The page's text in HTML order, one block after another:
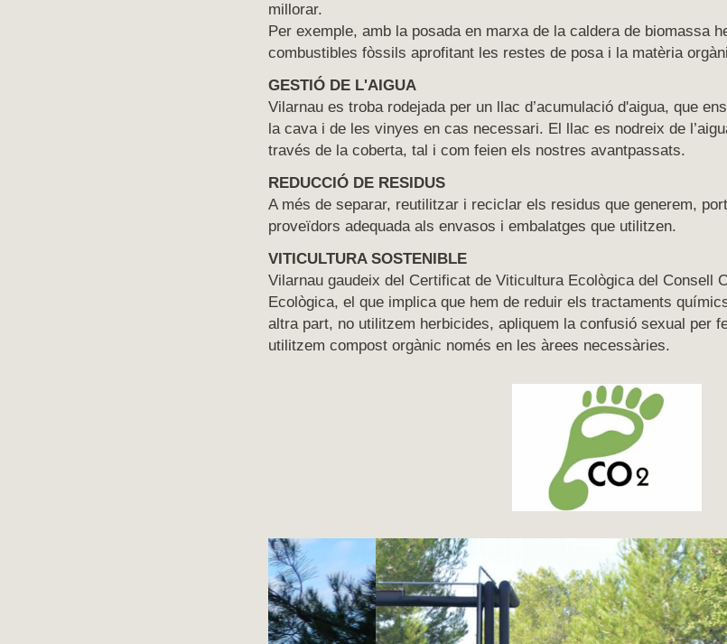
millorar.
Per exemple, amb la posada en marxa de la caldera de biomassa
combustibles fòssils aprofitant les restes de posa i la matèria
GESTIÓ DE L'AIGUA
Vilarnau es troba rodejada per un llac d’acumulació d'aigua, que
la cava i de les vinyes en cas necessari. El llac es nodreix de
través de la coberta, tal i com feien els nostres avantpassats.
REDUCCIÓ DE RESIDUS
A més de separar, reutilitzar i reciclar els residus que generem,
proveïdors adequada als envasos i embalatges que utilitzen.
VITICULTURA SOSTENIBLE
Vilarnau gaudeix del Certificat de Viticultura Ecològica del Consell
Ecològica, el que implica que hem de reduir els tractaments
altra part, no utilitzem herbicides, apliquem la confusió sexual per
utilitzem compost orgànic només en les àrees necessàries.